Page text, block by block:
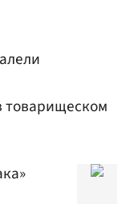
товарищеском